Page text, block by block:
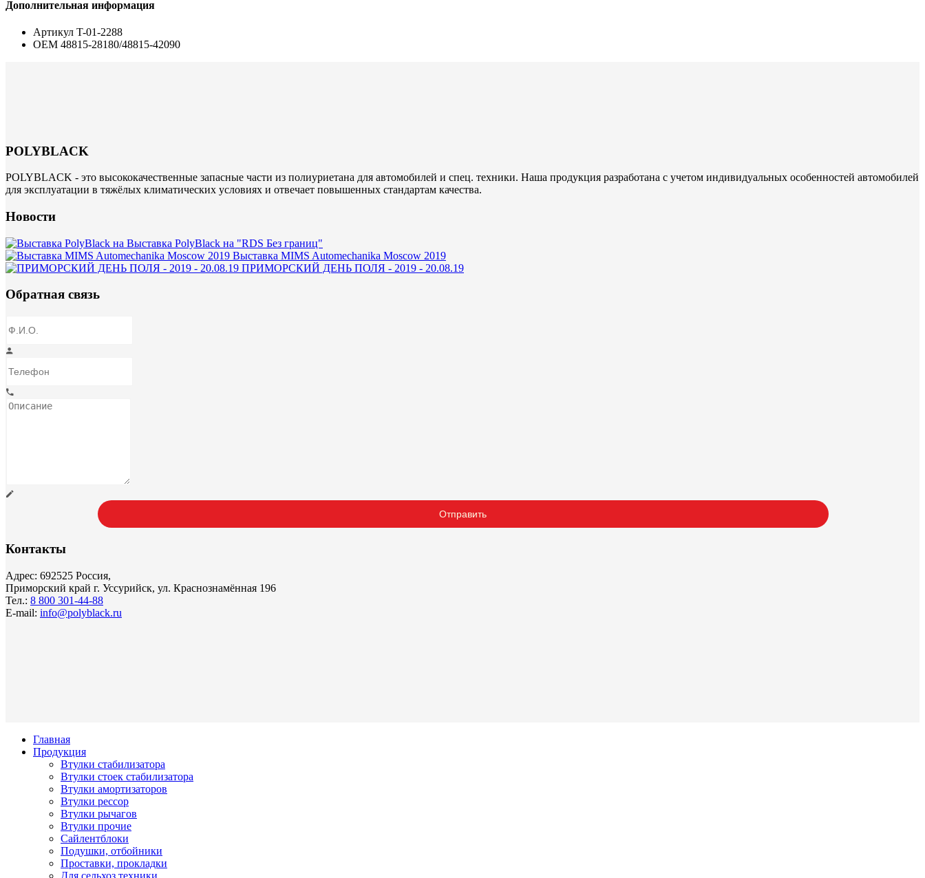
Дополнительная информация
Артикул T-01-2288
ОЕМ 48815-28180/48815-42090
POLYBLACK
POLYBLACK - это высококачественные запасные части из полиуриетана для автомобилей и спец. техники. Наша продукция разработана с учетом индивидуальных особенностей автомобилей
для эксплуатации в тяжёлых климатических условиях и отвечает повышенных стандартам качества.
Новости
Выставка PolyBlack на "RDS Без границ"
Выставка MIMS Automechanika Moscow 2019
ПРИМОРСКИЙ ДЕНЬ ПОЛЯ - 2019 - 20.08.19
Обратная связь
Контакты
Адрес: 692525 Россия,
Приморский край г. Уссурийск, ул. Краснознамённая 196
Тел.: 8 800 301-44-88
E-mail: info@polyblack.ru
Главная
Продукция
Втулки стабилизатора
Втулки стоек стабилизатора
Втулки амортизаторов
Втулки рессор
Втулки рычагов
Втулки прочие
Сайлентблоки
Подушки, отбойники
Проставки, прокладки
Для сельхоз техники